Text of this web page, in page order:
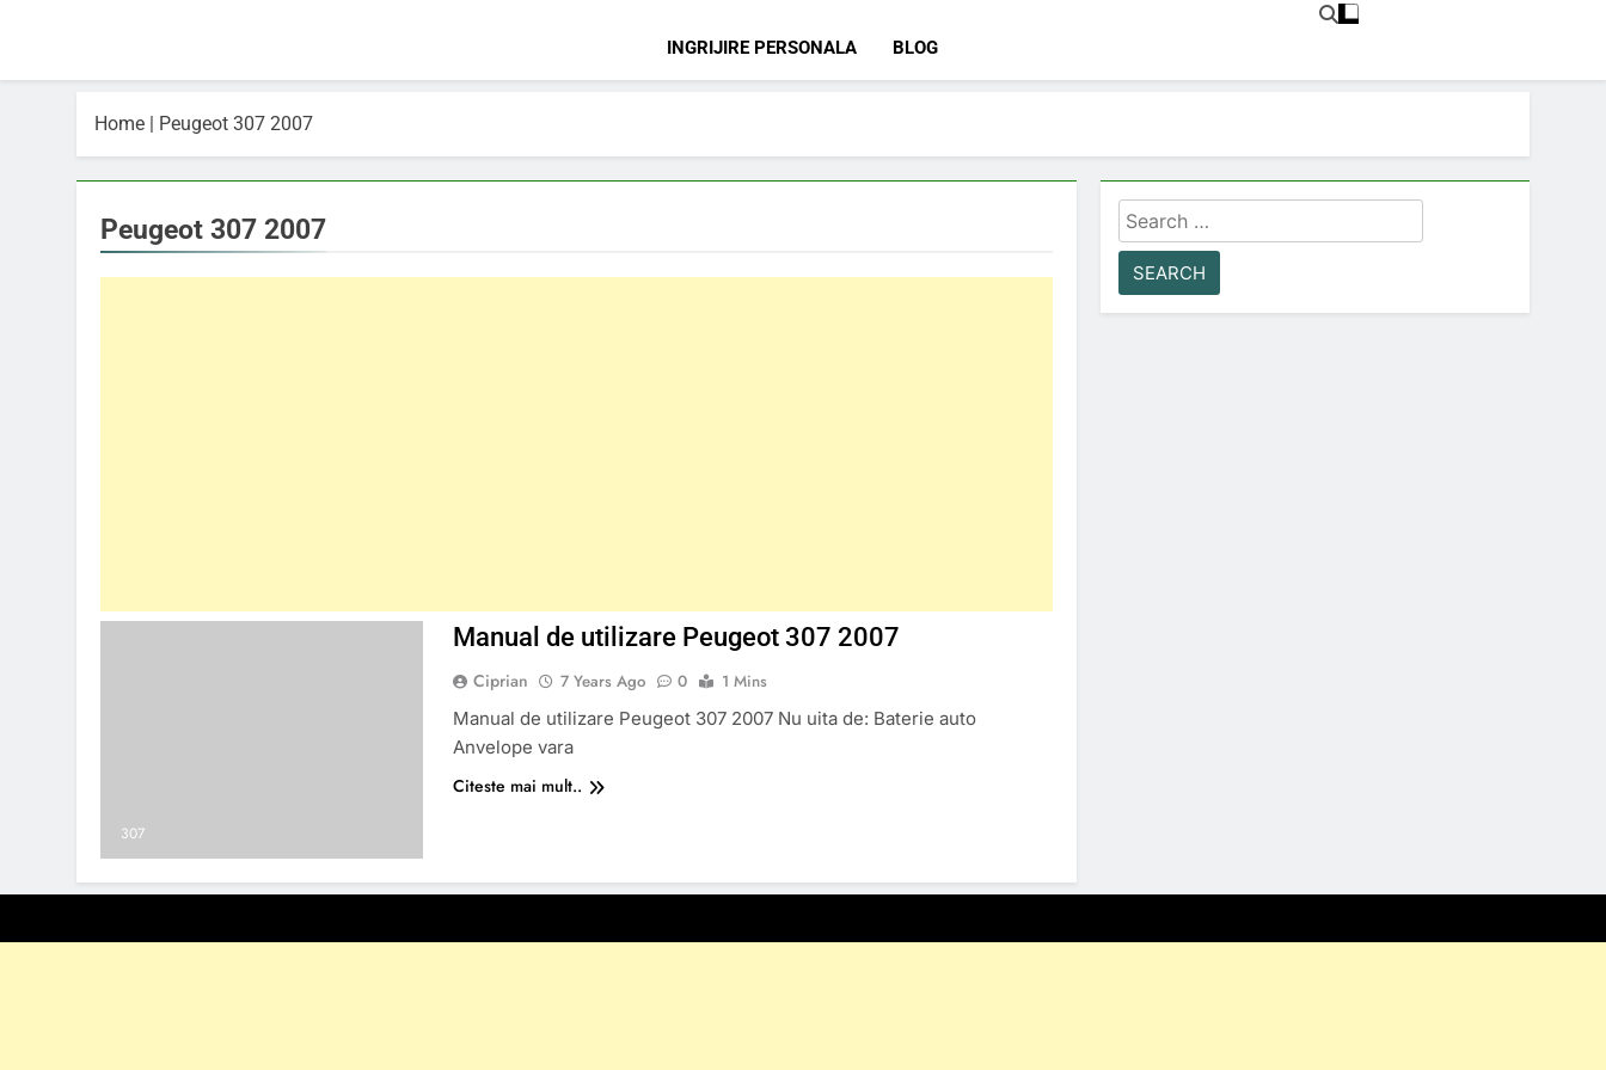
INGRIJIRE PERSONALA BLOG
Home | Peugeot 307 2007
Peugeot 307 2007
307
Manual de utilizare Peugeot 307 2007
Ciprian 7 Years Ago 0
1 Mins
Manual de utilizare Peugeot 307 2007 Nu uita de: Baterie auto
Anvelope vara
Citeste mai mult..
Search
for: